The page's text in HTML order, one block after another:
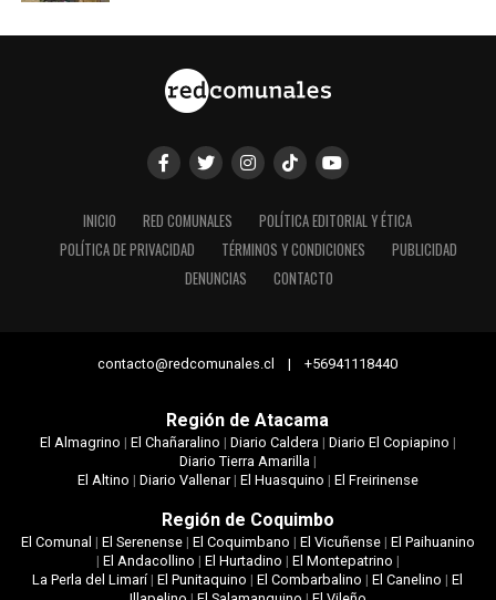
INICIO RED COMUNALES
POLÍTICA EDITORIAL Y ÉTICA
POLÍTICA DE PRIVACIDAD
TÉRMINOS Y CONDICIONES
PUBLICIDAD
DENUNCIAS
CONTACTO
contacto@redcomunales.cl | +56941118440
Región de Atacama
El Almagrino | El Chañaralino | Diario Caldera | Diario El Copiapino |
Diario Tierra Amarilla |
El Altino | Diario Vallenar| El Huasquino | El Freirinense
Región de Coquimbo
El Comunal | El Serenense| El Coquimbano | El Vicuñense| El Paihuanino
| El Andacollino | El Hurtadino | El Montepatrino |
La Perla del Limarí|El Punitaquino |El Combarbalino |El Canelino |El